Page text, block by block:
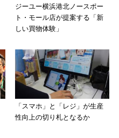
ジーユー横浜港北ノースポー
ト・モール店が提案する「新
しい買物体験」
「スマホ」と「レジ」が生産
性向上の切り札となるか